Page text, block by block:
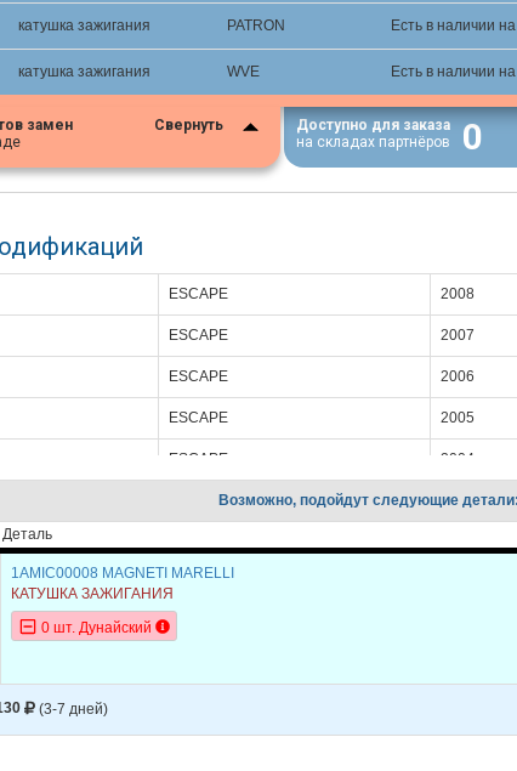
катушка зажигания PATRON Есть в наличии
катушка зажигания WVE Есть в наличии
замен
Свернуть
Доступно для заказа
на складах партнёров
0
ESCAPE 2008
ESCAPE 2007
ESCAPE 2006
ESCAPE 2005
ESCAPE 2004
ESCAPE 2003
ESCAPE
6
Возможно, подойдут следующие детали:
Деталь
1AMIC00008 MAGNETI MARELLI
КАТУШКА ЗАЖИГАНИЯ
0 шт. Дунайский
(3-7 дней)